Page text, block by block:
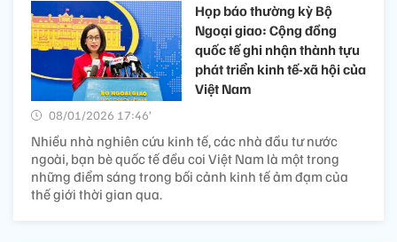
Họp báo thường kỳ Bộ
Ngoại giao: Cộng đồng
quốc tế ghi nhận thành tựu
phát triển kinh tế-xã hội của
Việt Nam
08/01/2026 17:46’
Nhiều nhà nghiên cứu kinh tế, các nhà đầu tư nước
ngoài, bạn bè quốc tế đều coi Việt Nam là một trong
những điểm sáng trong bối cảnh kinh tế ảm đạm của
thế giới thời gian qua.